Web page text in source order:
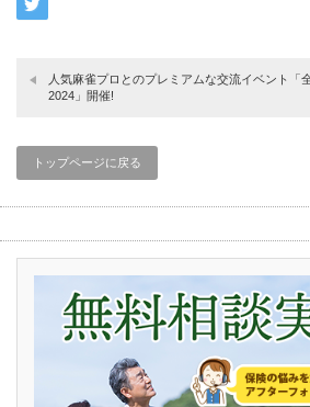
人気麻雀プロとのプレミアムな交流イベント「
2024」開催!
トップページに戻る